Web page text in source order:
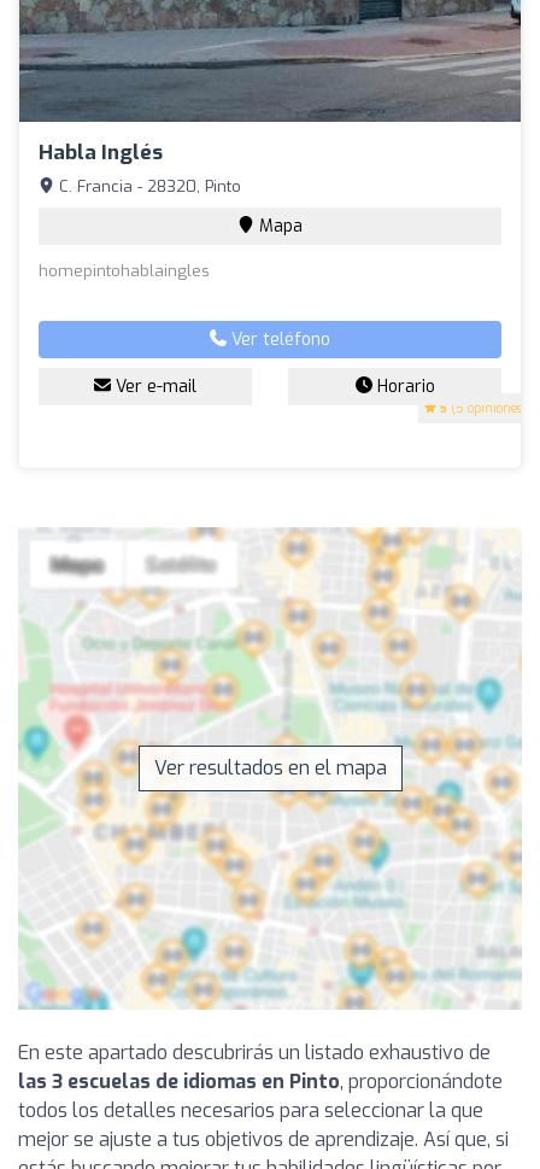
Habla Inglés
5 (5 opiniones)
C. Francia - 28320, Pinto
Mapa
homepintohablaingles
Ver teléfono
Ver e-mail Horario
Ver resultados en el mapa
En este apartado descubrirás un listado exhaustivo de
las 3 escuelas de idiomas en Pinto, proporcionándote
todos los detalles necesarios para seleccionar la que
mejor se ajuste a tus objetivos de aprendizaje. Así que, si